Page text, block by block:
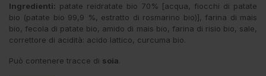
Ingredienti: patate reidratate bio 70% [acqua, fiocchi di patate
bio (patate bio 99,9 %, estratto di rosmarino bio)], farina di mais
bio, fecola di patate bio, amido di mais bio, farina di risio bio, sale,
correttore di acidità: acido lattico, curcuma bio.
Può contenere tracce di soia.